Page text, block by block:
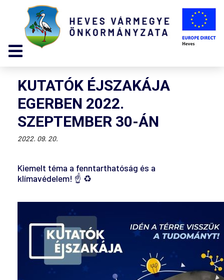
KUTATÓK ÉJSZAKÁJA
EGERBEN 2022.
SZEPTEMBER 30-ÁN
2022. 09. 20.
Kiemelt téma a fenntarthatóság és a
klímavédelem! ☝️ ♻️